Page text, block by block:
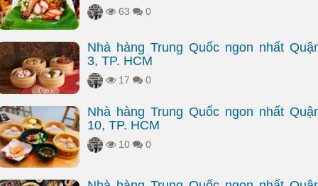
63 0
Nhà hàng Trung Quốc ngon nhất
3, TP. HCM
17 0
Nhà hàng Trung Quốc ngon nhất
10, TP. HCM
10 0